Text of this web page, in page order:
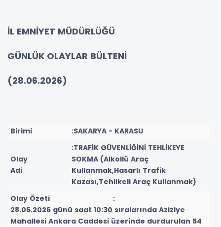
İL EMNİYET MÜDÜRLÜĞÜ
GÜNLÜK OLAYLAR BÜLTENİ
(28.06.2026)
Birimi :SAKARYA - KARASU
Olay
Adi
:TRAFİK GÜVENLİĞİNİ TEHLİKEYE
SOKMA (Alkollü Araç
Kullanmak,Hasarlı Trafik
Kazası,Tehlikeli Araç Kullanmak)
Olay Özeti :
28.06.2026 günü saat 10:30 sıralarında Aziziye
Mahallesi Ankara Caddesi üzerinde durdurulan 54